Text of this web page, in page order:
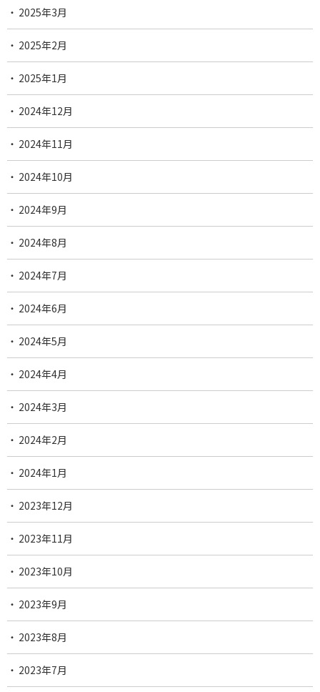
2025年3月
2025年2月
2025年1月
2024年12月
2024年11月
2024年10月
2024年9月
2024年8月
2024年7月
2024年6月
2024年5月
2024年4月
2024年3月
2024年2月
2024年1月
2023年12月
2023年11月
2023年10月
2023年9月
2023年8月
2023年7月